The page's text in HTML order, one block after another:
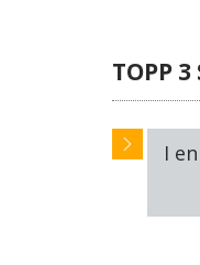
TOPP 3
I